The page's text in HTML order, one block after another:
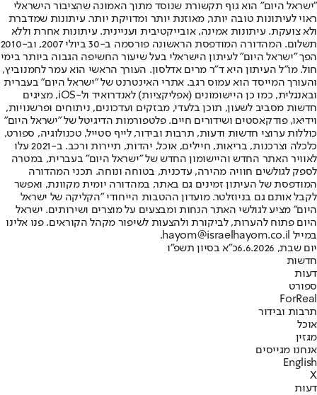
"ישראל היום" הוא גוף תקשורת שנוסד מתוך האמונה שהציבור הישראלי
ראוי לעיתונות טובה יותר, מאוזנת יותר ומדויקת יותר. עיתונות שמדברת
ולא צועקת. עיתונות אמינה, אובייקטיבית ועניינית. עיתונות אחרת וללא
תשלום. המהדורה המודפסת הראשונה פורסמה ב-30 ביולי 2007, וב-2010
הפך "ישראל היום" לעיתון הישראלי בעל שיעור החשיפה הגבוה ביותר בימי
חול. מו"ל העיתון היא ד"ר מרים אדלסון. העורך הראשי הוא עמר לחמנוביץ,
והעורך המייסד הוא עמוס רגב. אתרי האינטרנט של "ישראל היום" בעברית
ובאנגלית, כמו כן היישומונים (אפליקציות) לאנדרואיד ול-iOS, מציגים
חדשות מסביב לשעון, תוכן בלעדי, מבזקים ועדכונים, ניתוחים ופרשנויות,
וידיאו, פודקאסטים ושידורים חיים. פלטפורמות הדיגיטל של "ישראל היום"
כוללות ערוצי חדשות ודעות, תרבות ובידור, לייף סטייל, טכנולוגיה, ספורט,
כלכלה וצרכנות, בריאות, חיילים, אוכל, יהדות, תיירות ורכב. ב-2021 עלו
לאוויר האתר החדש והיישומון החדש של "ישראל היום" בעברית, במטרה
לספק לגולשים חוויה מהירה, עדכנית, בטוחה ונוחה. תכני המהדורה
המודפסת של העיתון זמינים גם באתר, במהדורה יומית מקוונת, ואפשר
לקבל אותם גם בניוזלטר. מועדון ההטבות הייחודי "הקליקה של ישראל
היום" מציע לגולשי האתר הנחות ומבצעים על מוצרים ושירותים. ישראל
היום פתוח להערות, לביקורת ולהצעות לשיפור מקהל הקוראים. פנו אלינו
במייל hayom@israelhayom.co.il.
יום שבת, 6.6.2026
כ"א בסיון תשפ"ו
חדשות
דעות
ספורט
ForReal
תרבות ובידור
אוכל
מגזין
אנחנו מגייסים
English
X
דעות